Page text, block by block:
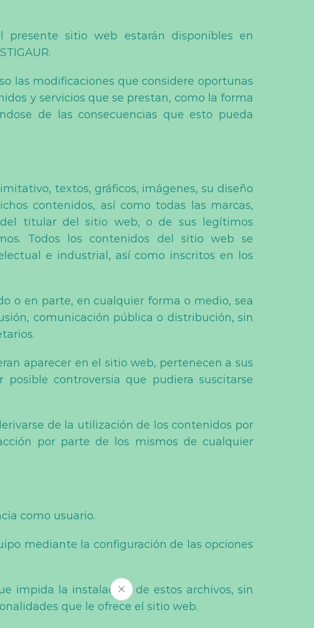
presente sitio web estarán disponibles en
las modificaciones que considere oportunas
y servicios que se prestan, como la forma
de las consecuencias que esto pueda
textos, gráficos, imágenes, su diseño
contenidos, así como todas las marcas,
titular del sitio web, o de sus legítimos
Todos los contenidos del sitio web se
e industrial, así como inscritos en los
o en parte, en cualquier forma o medio, sea
comunicación pública o distribución, sin
aparecer en el sitio web, pertenecen a sus
posible controversia que pudiera suscitarse
de la utilización de los contenidos por
por parte de los mismos de cualquier
como usuario.
mediante la configuración de las opciones
impida la instalación de estos archivos, sin
que le ofrece el sitio web.